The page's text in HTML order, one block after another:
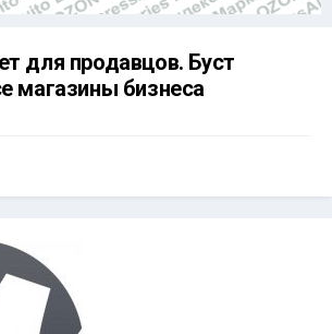
для продавцов. Буст
магазины бизнеса